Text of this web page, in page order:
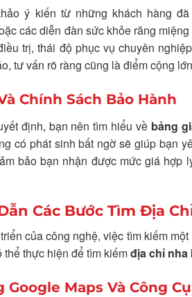
ý kiến từ những khách hàng
các diễn đàn sức khỏe răng
trị, thái độ phục vụ chuyên
tư vấn rõ ràng cũng là điểm cộng
Chính Sách Bảo Hành
định, bạn nên tìm hiểu về bảng
có phát sinh bất ngờ sẽ giúp bạn
bảo bạn nhận được mức giá hợp
Các Bước Tìm Địa
của công nghệ, việc tìm kiếm
thể thực hiện để tìm kiếmđịa chỉ nha
Google Maps Và Công